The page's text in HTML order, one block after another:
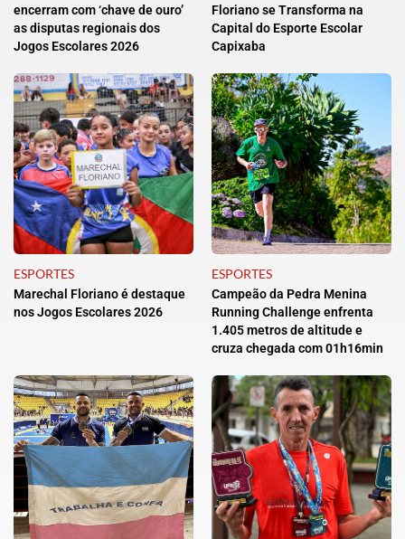
encerram com ‘chave de ouro’
as disputas regionais dos
Jogos Escolares 2026
Floriano se Transforma na
Capital do Esporte Escolar
Capixaba
ESPORTES
Marechal Floriano é destaque
nos Jogos Escolares 2026
ESPORTES
Campeão da Pedra Menina
Running Challenge enfrenta
1.405 metros de altitude e
cruza chegada com 01h16min